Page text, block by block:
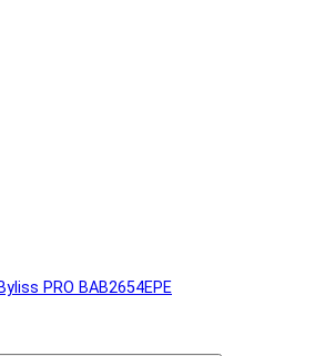
PRO BAB2654EPE